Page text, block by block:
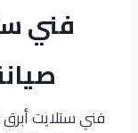
فني
فني ستلايت